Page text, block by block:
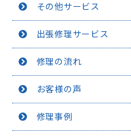
その他サービス
出張修理サービス
修理の流れ
お客様の声
修理事例